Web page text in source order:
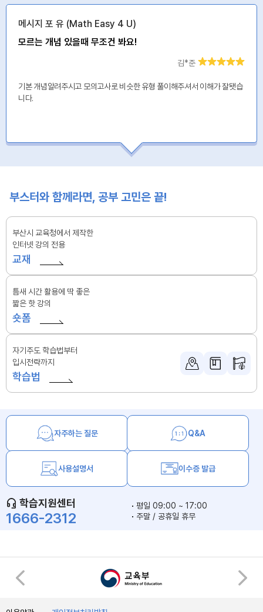
메시지 포 유 (Math Easy 4 U)
모르는 개념 있을때 무조건 봐요!
김*준
기본 개념알려주시고 모의고사로 비슷한 유형 풀이해주셔서 이해가 잘됏습
니다.
부스터와 함께라면, 공부 고민은 끝!
부산시 교육청에서 제작한
인터넷 강의 전용
교재
틈새 시간 활용에 딱 좋은
짧은 핫 강의
숏폼
자기주도 학습법부터
입시전략까지
학습법
자주하는 질문 Q&A
사용설명서 이수증 발급
학습지원센터
1666-2312
평일 09:00 ~ 17:00
주말 / 공휴일 휴무